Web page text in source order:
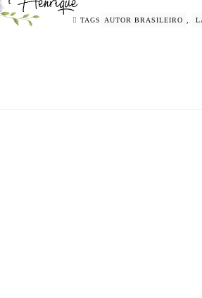
TAGS AUTOR BRASILEIRO ,